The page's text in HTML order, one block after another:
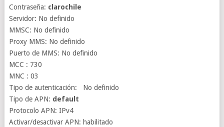
Contraseña: clarochile
Servidor: No definido
MMSC: No definido
Proxy MMS: No definido
Puerto de MMS: No definido
MCC : 730
MNC : 03
Tipo de autenticación: No definido
Tipo de APN: default
Protocolo APN: IPv4
Activar/desactivar APN: habilitado